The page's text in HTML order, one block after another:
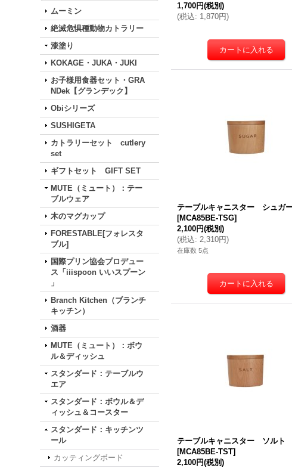
ムーミン
絶滅危惧種動物カトラリー
漆塗り
KOKAGE・JUKA・JUKI
お子様用食器セット・GRA
NDek【グランデック】
Obiシリーズ
SUSHIGETA
カトラリーセット cutlery
set
ギフトセット GIFT SET
MUTE（ミュート）：テー
ブルウェア
木のマグカップ
FORESTABLE[フォレスタ
ブル]
国際プリン協会プロデュー
ス「iiispoon いいスプーン
」
Branch Kitchen（ブランチ
キッチン）
酒器
MUTE（ミュート）：ボウ
ル＆ディッシュ
スタンダード：テーブルウ
エア
スタンダード：ボウル＆デ
ィッシュ＆コースター
スタンダード：キッチンツ
ール
カッティングボード
1,700円(税別)
(税込: 1,870円)
テーブルキャニスター シュガ
[MCA85BE-TSG]
2,100円(税別)
(税込: 2,310円)
在庫数 5点
テーブルキャニスター ソルト
[MCA85BE-TST]
2,100円(税別)